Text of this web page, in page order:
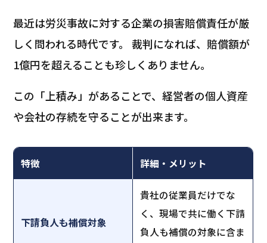
最近は労災事故に対する企業の損害賠償責任が厳
しく問われる時代です。 裁判になれば、賠償額が
1億円を超えることも珍しくありません。
この「上積み」があることで、経営者の個人資産
や会社の存続を守ることが出来ます。
特徴 詳細・メリット
下請負人も補償対象
貴社の従業員だけでな
く、現場で共に働く下請
負人も補償の対象に含ま